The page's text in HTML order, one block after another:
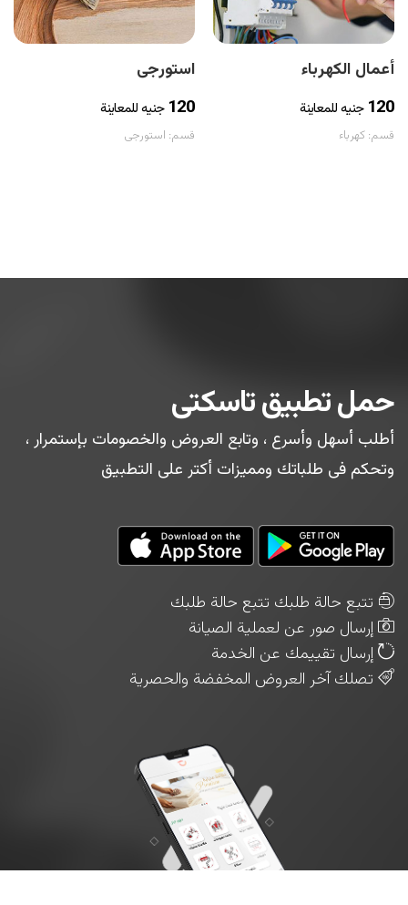
أعمال الكهرباء
120 جنيه للمعاينة
قسم: كهرباء
استورجى
120 جنيه للمعاينة
قسم: استورجى
حمل تطبيق تاسكتى
أطلب أسهل وأسرع ، وتابع العروض والخصومات بإستمرار ،
وتحكم فى طلباتك ومميزات أكتر على التطبيق
تتبع حالة طلبك تتبع حالة طلبك
إرسال صور عن لعملية الصيانة
إرسال تقييمك عن الخدمة
تصلك آخر العروض المخفضة والحصرية